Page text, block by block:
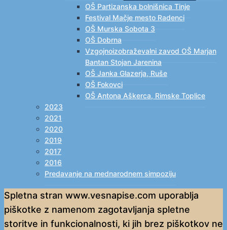
OŠ Partizanska bolnišnica Tinje
Festival Mačje mesto Radenci
OŠ Murska Sobota 3
OŠ Dobrna
Vzgojnoizobraževalni zavod OŠ Marjan
Bantan Stojan Jarenina
OŠ Janka Glazerja, Ruše
OŠ Fokovci
OŠ Antona Aškerca, Rimske Toplice
2023
2021
2020
2019
2017
2016
Predavanje na mednarodnem simpoziju
Spletna stran www.vesnapise.com uporablja
piškotke z namenom zagotavljanja spletne
storitve in funkcionalnosti, ki jih brez piškotkov ne